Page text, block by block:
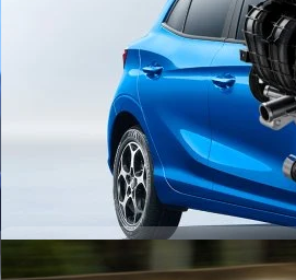
MG งัดเครื่องยนต์ไฮบริด
แม้ว่า บริษัท เอสเอไอซี มอเตอร์ – ซีพี จำ